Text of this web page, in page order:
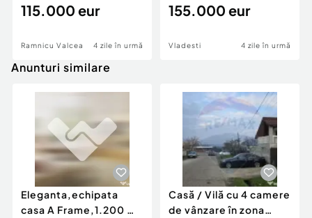
energetic/ Vl...
115.000 eur
Ramnicu Valcea 4 zile în urmă
energetic/ în Vl?...
155.000 eur
Vladesti 4 zile în urmă
Anunturi similare
Eleganta,echipata
casa A Frame,1.200 mp
Casă / Vilă cu 4 camere
de vânzare în zona